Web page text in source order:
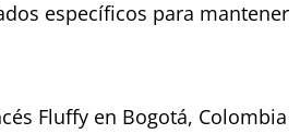
específicos para mantener
Fluffy en Bogotá, Colombia